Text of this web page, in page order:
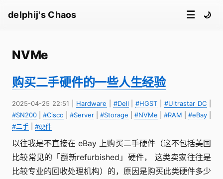
delphij's Chaos ☰ 🌙
NVMe
购买二手硬件的一些人生经验
2025-04-25 22:51 Hardware #Dell |#HGST |#Ultrastar DC
#SN200
#Cisco #Server #Storage #NVMe #RAM #eBay
#二手
#硬件
以往我是不直接在 eBay 上购买二手硬件（这不包括美国
比较常见的「翻新refurbished」硬件， 这类卖家往往是
比较专业的回收处理机构）的，原因是购买此类硬件多少